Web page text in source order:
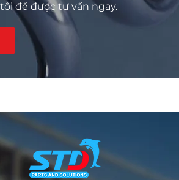
để được tư vấn ngay.
-